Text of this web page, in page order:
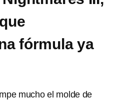
fórmula ya
mucho el molde de